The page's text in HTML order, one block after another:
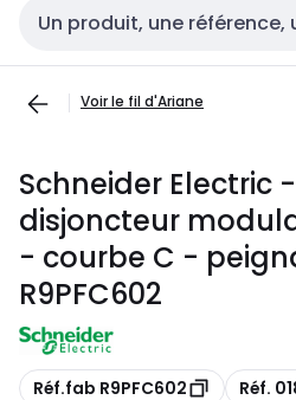
Entrée de recherche
Voir le fil d'Ariane
Schneider Electric
disjoncteur
- courbe C -
R9PFC602
Copie
Réf.fab R9PFC602 Copie
Réf.